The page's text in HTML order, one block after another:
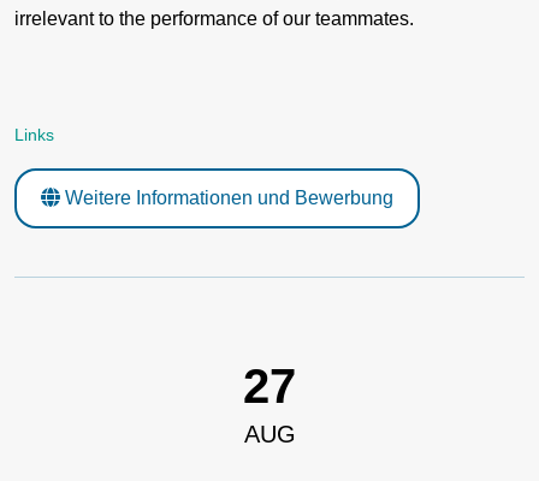
irrelevant to the performance of our teammates.
Links
Weitere Informationen und Bewerbung
27
AUG